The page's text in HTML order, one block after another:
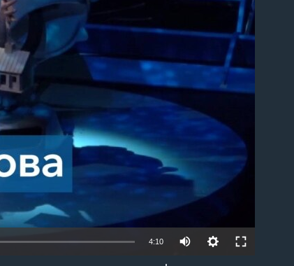
4:10